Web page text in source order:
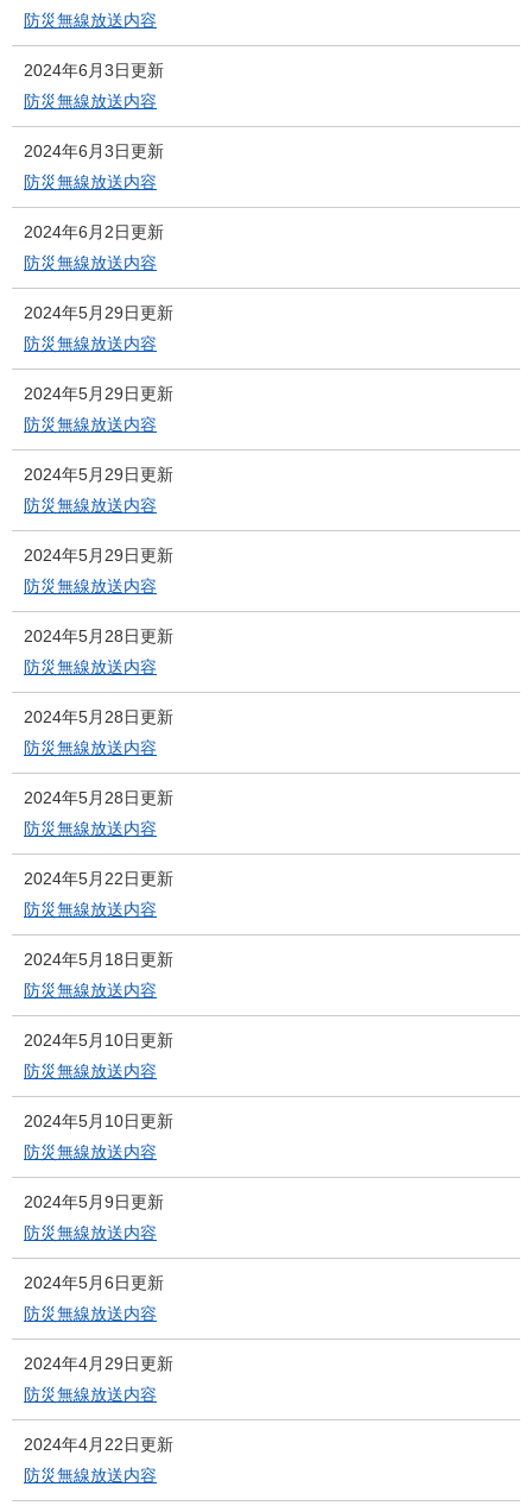
防災無線放送内容
2024年6月3日更新
防災無線放送内容
2024年6月3日更新
防災無線放送内容
2024年6月2日更新
防災無線放送内容
2024年5月29日更新
防災無線放送内容
2024年5月29日更新
防災無線放送内容
2024年5月29日更新
防災無線放送内容
2024年5月29日更新
防災無線放送内容
2024年5月28日更新
防災無線放送内容
2024年5月28日更新
防災無線放送内容
2024年5月28日更新
防災無線放送内容
2024年5月22日更新
防災無線放送内容
2024年5月18日更新
防災無線放送内容
2024年5月10日更新
防災無線放送内容
2024年5月10日更新
防災無線放送内容
2024年5月9日更新
防災無線放送内容
2024年5月6日更新
防災無線放送内容
2024年4月29日更新
防災無線放送内容
2024年4月22日更新
防災無線放送内容